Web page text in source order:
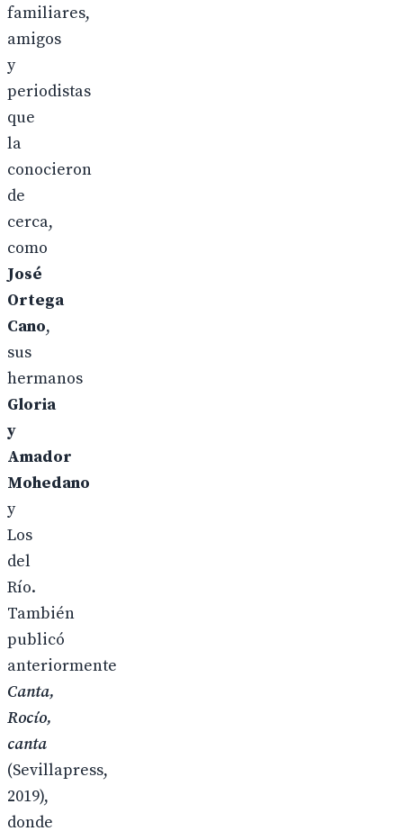
familiares,
amigos
y
periodistas
que
la
conocieron
de
cerca,
como
José
Ortega
Cano,
sus
hermanos
Gloria
y
Amador
Mohedano
y
Los
del
Río.
También
publicó
anteriormente
Canta,
Rocío,
canta
(Sevillapress,
2019),
donde